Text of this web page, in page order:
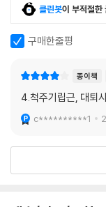
클린봇이 부적절한
구매한줄평
종이책
4.척주기립근, 대퇴
c**********1